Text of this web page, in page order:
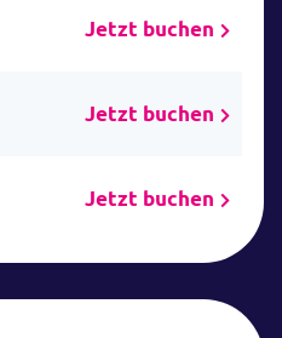
Jetzt buchen
Jetzt buchen
Jetzt buchen